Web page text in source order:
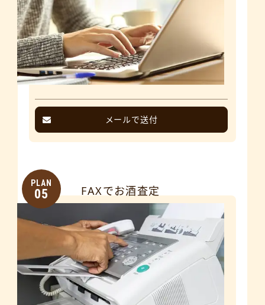
メールで送付
PLAN
05 FAXでお酒査定